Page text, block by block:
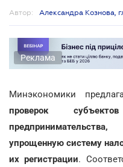
Автор: Александра Кознова,
Реклама
Минэкономики
проверок
упрощенную систему
их регистрации.